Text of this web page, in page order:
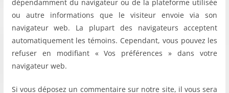
dépendamment du navigateur ou de la plateforme utilisée
ou autre informations que le visiteur envoie via son
navigateur web. La plupart des navigateurs acceptent
automatiquement les témoins. Cependant, vous pouvez les
refuser en modifiant « Vos préférences » dans votre
navigateur web.
Si vous déposez un commentaire sur notre site, il vous sera